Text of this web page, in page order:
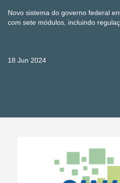
Novo sistema do governo federal
com sete módulos, incluindo
18 Jun 2024